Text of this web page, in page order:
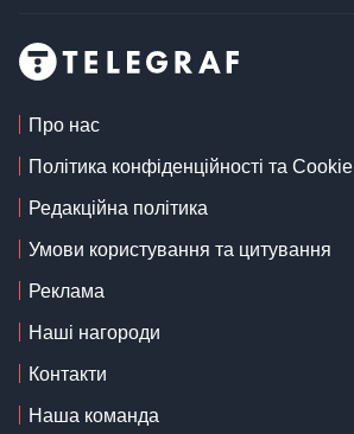
Про нас
Політика конфіденційності та Cookie
Редакційна політика
Умови користування та цитування
Реклама
Наші нагороди
Контакти
Наша команда